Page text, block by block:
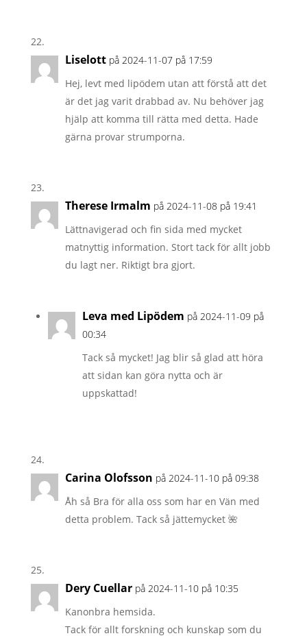
Liselott på 2024-11-07 på 17:59
Hej, levt med lipödem utan att förstå att det
är det jag varit drabbad av. Nu behöver jag
hjälp att komma till rätta med detta. Hade
gärna provar strumporna.
Therese Irmalm på 2024-11-08 på 19:41
Lättnavigerad och fin sida med mycket
matnyttig information. Stort tack för allt jobb
du lagt ner. Riktigt bra gjort.
Leva med Lipödem på 2024-11-09 på
00:34
Tack så mycket! Jag blir så glad att höra
att sidan kan göra nytta och är
uppskattad!
Carina Olofsson på 2024-11-10 på 09:38
Åh så Bra för alla oss som har en Vän med
detta problem. Tack så jättemycket 🌺
Dery Cuellar på 2024-11-10 på 10:35
Kanonbra hemsida.
Tack för allt forskning och kunskap som du